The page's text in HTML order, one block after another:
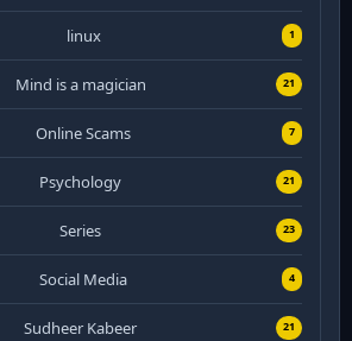
linux 1
Mind is a magician 21
Online Scams 7
Psychology 21
Series 23
Social Media 4
Sudheer Kabeer 21